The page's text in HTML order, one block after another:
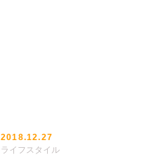
2018.12.27
ライフスタイル